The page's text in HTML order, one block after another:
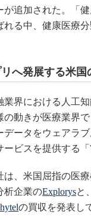
が追加された。「
れる中、健康医療
へ発展する米国
業界における人工
動きが医療業界
ータをウェアラ
ビスを提供する
、米国屈指の医療
析企業のExplorysと
の買収を発表し